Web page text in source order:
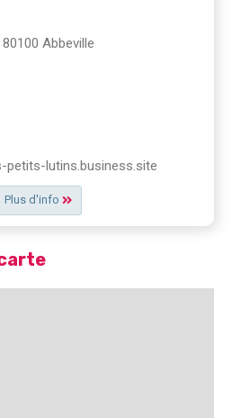
Plus d'info
Abbeville
lutins.business.site